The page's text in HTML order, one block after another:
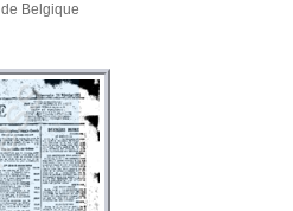
Belgique